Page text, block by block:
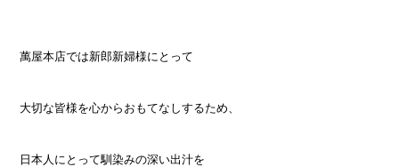
萬屋本店では新郎新婦様にとって
大切な皆様を心からおもてなしするため、
日本人にとって馴染みの深い出汁を